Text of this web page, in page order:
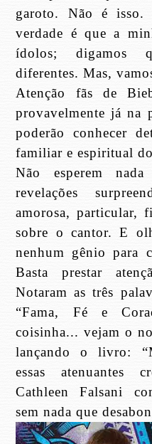
garoto. Não é isso.
verdade é que a
ídolos; digamos
diferentes. Mas,
Atenção fãs de
provavelmente já na
poderão conhecer
familiar e espiritual
Não esperem
revelações
amorosa, particular,
sobre o cantor. E
nenhum gênio para
Basta prestar
Notaram as três
“Fama, Fé e
coisinha... vejam o
lançando o livro:
essas atenuantes
Cathleen Falsani
sem nada que